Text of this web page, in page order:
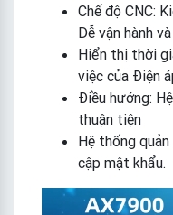
Chế độ CNC:
Dễ vận hành
Hiển thị thời
việc của Điện
Điều hướng:
thuận tiện
Hệ thống
cập mật khẩu.